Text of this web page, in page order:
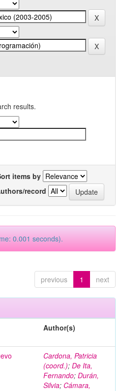
results.
items by
record
0.001 seconds).
previous 1 next
Author(s)
Cardona, Patricia
(coord.); De Ita,
Fernando; Durán,
Silvia; Cámara,